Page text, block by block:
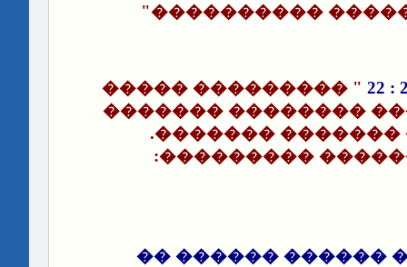
�����������
" ��������� �����
���� ���������
������� ����
���������
��� �� ��� ���